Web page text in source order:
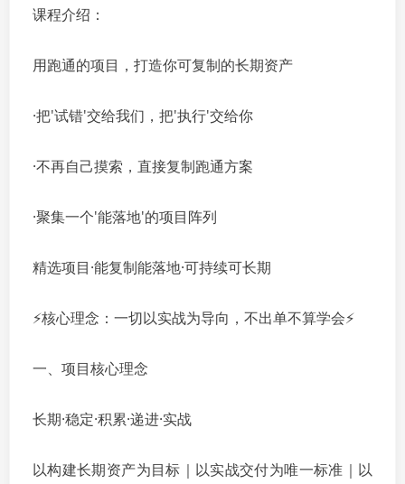
课程介绍：
用跑通的项目，打造你可复制的长期资产
·把'试错'交给我们，把'执行'交给你
·不再自己摸索，直接复制跑通方案
·聚集一个'能落地'的项目阵列
精选项目·能复制能落地·可持续可长期
⚡核心理念：一切以实战为导向，不出单不算学会⚡
一、项目核心理念
长期·稳定·积累·递进·实战
以构建长期资产为目标｜以实战交付为唯一标准｜以